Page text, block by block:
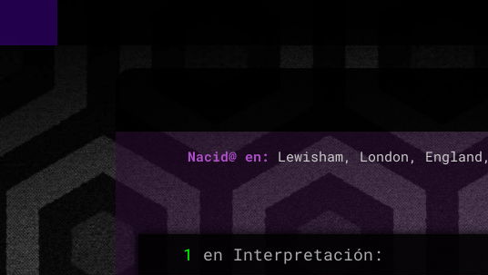
Nacid@ en: Lewisham, London,
1 en Interpretación: